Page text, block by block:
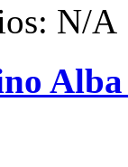
N/A